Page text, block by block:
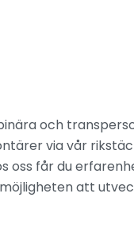
och
via vår
oss får du
att